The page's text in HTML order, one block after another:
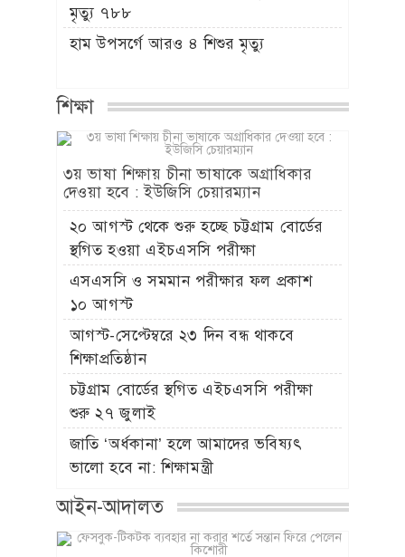
মৃত্যু ৭৮৮
হাম উপসর্গে আরও ৪ শিশুর মৃত্যু
শিক্ষা
৩য় ভাষা শিক্ষায় চীনা ভাষাকে অগ্রাধিকার
দেওয়া হবে : ইউজিসি চেয়ারম্যান
২০ আগস্ট থেকে শুরু হচ্ছে চট্টগ্রাম বোর্ডের
স্থগিত হওয়া এইচএসসি পরীক্ষা
এসএসসি ও সমমান পরীক্ষার ফল প্রকাশ
১০ আগস্ট
আগস্ট-সেপ্টেম্বরে ২৩ দিন বন্ধ থাকবে
শিক্ষাপ্রতিষ্ঠান
চট্টগ্রাম বোর্ডের স্থগিত এইচএসসি পরীক্ষা
শুরু ২৭ জুলাই
জাতি ‘অর্ধকানা’ হলে আমাদের ভবিষ্যৎ
ভালো হবে না: শিক্ষামন্ত্রী
আইন-আদালত